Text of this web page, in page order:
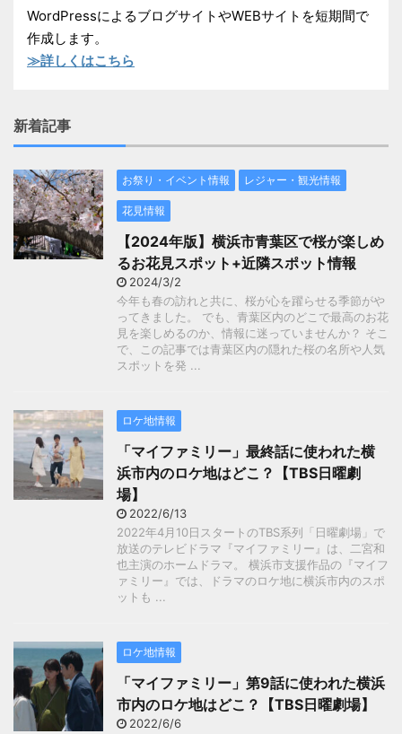
WordPressによるブログサイトやWEBサイトを短期間で
作成します。
≫詳しくはこちら
新着記事
お祭り・イベント情報 レジャー・観光情報
花見情報
【2024年版】横浜市青葉区で桜が楽しめ
るお花見スポット+近隣スポット情報
2024/3/2
今年も春の訪れと共に、桜が心を躍らせる季節がや
ってきました。 でも、青葉区内のどこで最高のお花
見を楽しめるのか、情報に迷っていませんか？ そこ
で、この記事では青葉区内の隠れた桜の名所や人気
スポットを発 ...
ロケ地情報
「マイファミリー」最終話に使われた横
浜市内のロケ地はどこ？【TBS日曜劇
場】
2022/6/13
2022年4月10日スタートのTBS系列「日曜劇場」で
放送のテレビドラマ『マイファミリー』は、二宮和
也主演のホームドラマ。 横浜市支援作品の『マイフ
ァミリー』では、ドラマのロケ地に横浜市内のスポ
ットも ...
ロケ地情報
「マイファミリー」第9話に使われた横浜
市内のロケ地はどこ？【TBS日曜劇場】
2022/6/6